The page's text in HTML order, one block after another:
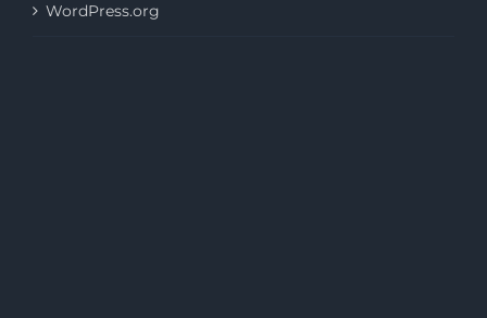
WordPress.org